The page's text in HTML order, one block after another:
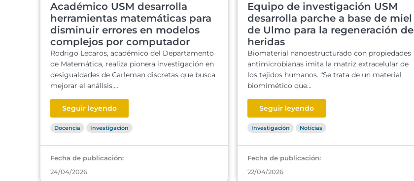
Académico USM desarrolla
herramientas matemáticas para
disminuir errores en modelos
complejos por computador
Rodrigo Lecaros, académico del Departamento
de Matemática, realiza pionera investigación en
desigualdades de Carleman discretas que busca
mejorar el análisis,...
Seguir leyendo
Docencia Investigación
Fecha de publicación:
24/04/2026
Equipo de investigación USM
desarrolla parche a base de miel
de Ulmo para la regeneración de
heridas
Biomaterial nanoestructurado con propiedades
antimicrobianas imita la matriz extracelular de
los tejidos humanos. “Se trata de un material
biomimético que...
Seguir leyendo
Investigación Noticias
Fecha de publicación:
22/04/2026